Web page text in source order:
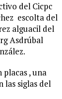
del Cicpc
escolta del
alguacil del
Asdrúbal
, una
las siglas del